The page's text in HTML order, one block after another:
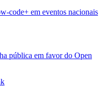
code+ em eventos nacionais
pública em favor do Open